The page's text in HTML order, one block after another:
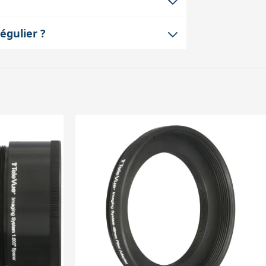
soient adaptés. Elle n'est pas
garantit aussi le respect du tirage
?